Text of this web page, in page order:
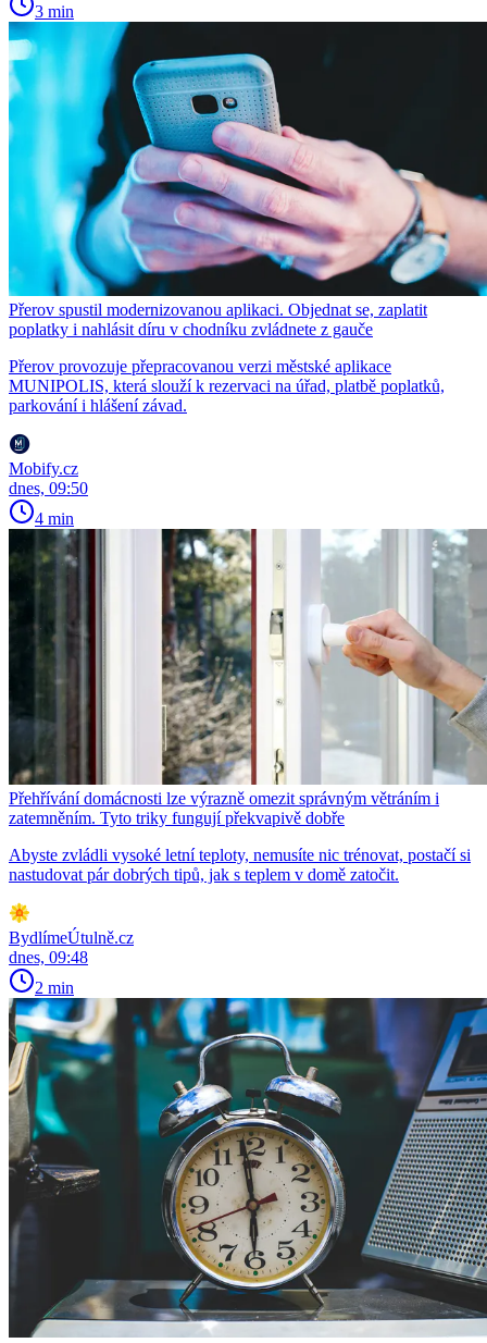
3 min
Přerov spustil modernizovanou aplikaci. Objednat se, zaplatit
poplatky i nahlásit díru v chodníku zvládnete z gauče
Přerov provozuje přepracovanou verzi městské aplikace
MUNIPOLIS, která slouží k rezervaci na úřad, platbě poplatků,
parkování i hlášení závad.
Mobify.cz
dnes, 09:50
4 min
Přehřívání domácnosti lze výrazně omezit správným větráním i
zatemněním. Tyto triky fungují překvapivě dobře
Abyste zvládli vysoké letní teploty, nemusíte nic trénovat, postačí si
nastudovat pár dobrých tipů, jak s teplem v domě zatočit.
BydlímeÚtulně.cz
dnes, 09:48
2 min